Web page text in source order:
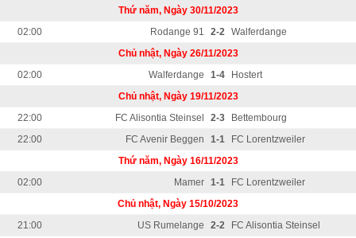
Thứ năm, Ngày 30/11/2023
02:00
Rodange 91 2-2 Walferdange
Chủ nhật, Ngày 26/11/2023
02:00
Walferdange 1-4
Hostert
Chủ nhật, Ngày 19/11/2023
22:00
FC Alisontia Steinsel 2-3
Bettembourg
22:00
FC Avenir Beggen 1-1
FC Lorentzweiler
Thứ năm, Ngày 16/11/2023
02:00
Mamer 1-1
FC Lorentzweiler
Chủ nhật, Ngày 15/10/2023
21:00
US Rumelange 2-2
FC Alisontia Steinsel